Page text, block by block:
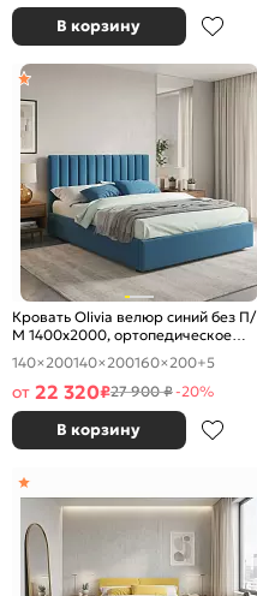
В корзину
Кровать Olivia велюр синий без П/
М 1400x2000, ортопедическое
основание, изголовье мягкое
140×200140×200160×200+5
от 22 320₽27 900 ₽-20%
В корзину